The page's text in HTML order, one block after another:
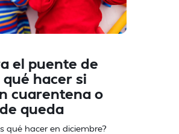
el puente de
hacer si
cuarentena o
queda
qué hacer en diciembre?